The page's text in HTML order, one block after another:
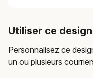
Utiliser ce design
Personnalisez ce
un ou plusieurs